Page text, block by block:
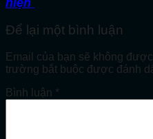
Để lại một bình luận
Email của bạn sẽ không
trường bắt buộc được đánh
Bình luận *